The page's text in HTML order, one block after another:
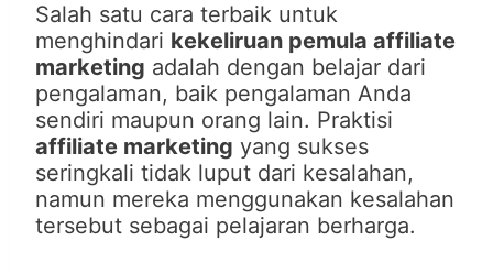
Salah satu cara terbaik untuk
menghindari kekeliruan pemula affiliate
marketing adalah dengan belajar dari
pengalaman, baik pengalaman Anda
sendiri maupun orang lain. Praktisi
affiliate marketing yang sukses
seringkali tidak luput dari kesalahan,
namun mereka menggunakan kesalahan
tersebut sebagai pelajaran berharga.